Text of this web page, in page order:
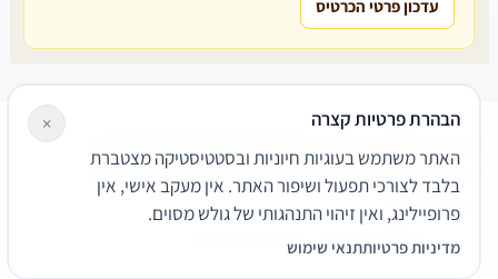
עדכון פרטי הכרטיס
שירותים משפטיים
דרושים צור קשר נגישותפרטיות
תנאי שימוש
© 2026 הפירמה. כל הזכויות שמורות.
הבהרת פרטיות קצרה
האתר משתמש בעוגיות חיוניות ובסטטיסטיקה מצטברת
בלבד לצורכי תפעול ושיפור האתר. אין מעקב אישי, אין
פרופיילינג, ואין זיהוי התנהגותי של גולש מסוים.
מדיניות פרטיותתנאי שימוש
×